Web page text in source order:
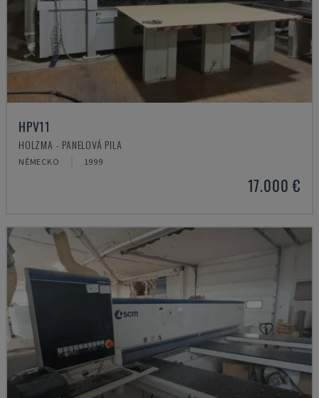
HPV11
HOLZMA - PANELOVÁ PILA
NĚMECKO 1999
17.000 €